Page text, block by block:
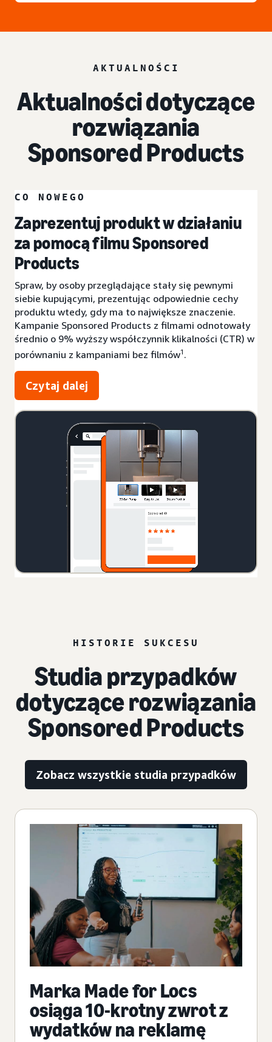
AKTUALNOŚCI
Aktualności dotyczące
rozwiązania
Sponsored Products
CO NOWEGO
Zaprezentuj produkt w działaniu
za pomocą filmu Sponsored
Products
Spraw, by osoby przeglądające stały się pewnymi
siebie kupującymi, prezentując odpowiednie cechy
produktu wtedy, gdy ma to największe znaczenie.
Kampanie Sponsored Products z filmami odnotowały
średnio o 9% wyższy współczynnik klikalności (CTR) w
porównaniu z kampaniami bez filmów1 .
Czytaj dalej
HISTORIE SUKCESU
Studia przypadków
dotyczące rozwiązania
Sponsored Products
Zobacz wszystkie studia przypadków
Marka Made for Locs
osiąga 10-krotny zwrot z
wydatków na reklamę